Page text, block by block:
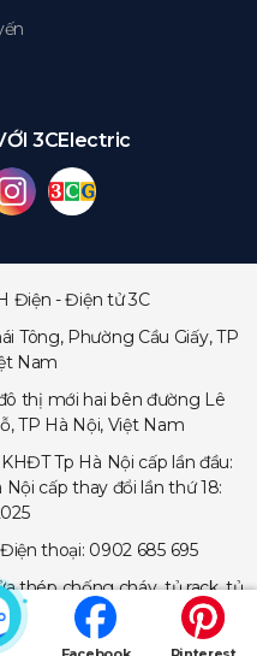
3CElectric
Điện - Điện tử 3C
Tông, Phường Cầu Giấy, TP
Nam
thị mới hai bên đường Lê
TP Hà Nội, Việt Nam
Tp Hà Nội cấp lần đầu:
Nội cấp thay đổi lần thứ 18:
thoại: 0902 685 695
thép chống cháy, tủ rack, tủ
cáp - máng cáp...